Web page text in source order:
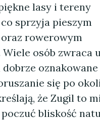
lasy i tereny
sprzyja pieszym
rowerowym
osób zwraca
oznakowane
się po
że Zugil to
bliskość